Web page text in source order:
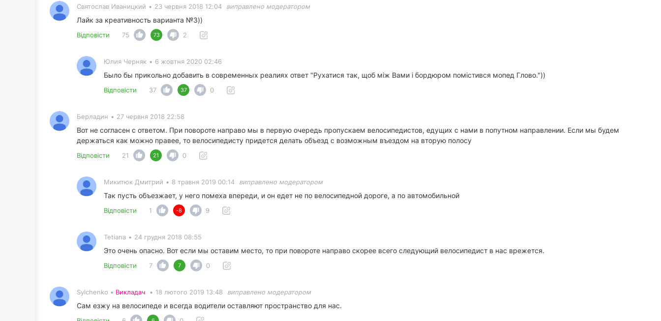
Святослав Иваницкий • 23 червня 2018 12:04 виправлено модератором
Лайк за креативность варианта №3))
Відповісти 75 73 2
Юлия Черняк • 6 жовтня 2020 02:46
Было бы прикольно добавить в современных реалиях ответ "Рухатися так, щоб між Вами і бордюром помістився мопед Глово."))
Відповісти 37 37 0
Берладин • 27 червня 2018 22:58
Вот не согласен с ответом. При повороте направо мы в первую очередь пропускаем велосипедистов, едущих с нами в попутном направлении. Если мы будем
держаться как можно правее, то велосипедисту придется делать объезд с возможным въездом на вторую полосу
Відповісти 21 21 0
Микитюк Дмитрий • 8 травня 2019 00:14 виправлено модератором
Так пусть объезжает, у него помеха впереди, и он едет не по велосипедной дороге, а по автомобильной
Відповісти 1 -8 9
Tetiana • 24 грудня 2018 08:55
Это очень опасно. Вот если мы оставим место, то при повороте направо скорее всего следующий велосипедист в нас врежется.
Відповісти 7 7 0
Sylchenko • Викладач • 18 лютого 2019 13:48 виправлено модератором
Сам езжу на велосипеде и всегда водители оставляют пространство для нас.